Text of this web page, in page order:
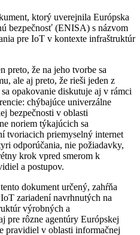
ktorý uverejnila Európska
bezpečnosť (ENISA) s názvom
pre IoT v kontexte infraštruktúr
preto, že na jeho tvorbe sa
ale aj preto, že rieši jeden z
opakovanie diskutuje aj v rámci
chýbajúce univerzálne
bezpečnosti v oblasti
noriem týkajúcich sa
tvoriacich priemyselný internet
odporúčania, nie požiadavky,
krok vpred smerom k
a postupov.
dokument určený, zahŕňa
zariadení navrhnutých na
výrobných a
pre rôzne agentúry Európskej
pravidiel v oblasti informačnej